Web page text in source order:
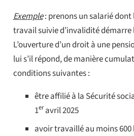
Exemple: prenons un salarié
travail suivie d’invalidité démarre
L’ouverture d’un droit à une
lui s’il répond, de manière
conditions suivantes :
être affilié à la Sécurité
1eravril 2025
avoir travaillé au moins 600